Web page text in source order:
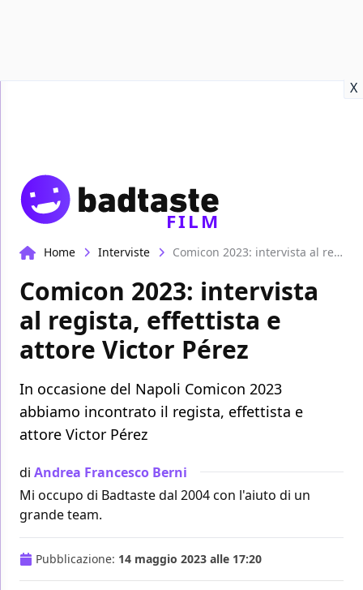
X
FILM
Home Interviste Comicon 2023: intervista al regista, effettista e attore Victor Pérez
Comicon 2023: intervista
al regista, effettista e
attore Victor Pérez
In occasione del Napoli Comicon 2023
abbiamo incontrato il regista, effettista e
attore Victor Pérez
di Andrea Francesco Berni
Mi occupo di Badtaste dal 2004 con l'aiuto di un
grande team.
Pubblicazione: 14 maggio 2023 alle 17:20